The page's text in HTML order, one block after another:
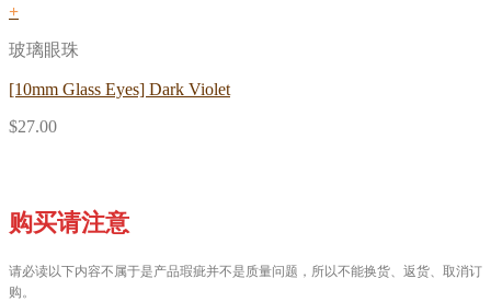
+
玻璃眼珠
[10mm Glass Eyes] Dark Violet
$27.00
购买请注意
请必读以下内容不属于是产品瑕疵并不是质量问题，所以不能换货、返货、取消订
购。